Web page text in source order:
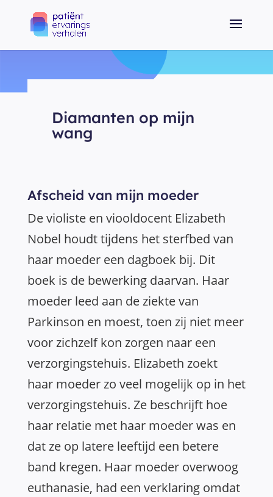
Diamanten op mijn
wang
Afscheid van mijn moeder
De violiste en viooldocent Elizabeth
Nobel houdt tijdens het sterfbed van
haar moeder een dagboek bij. Dit
boek is de bewerking daarvan. Haar
moeder leed aan de ziekte van
Parkinson en moest, toen zij niet meer
voor zichzelf kon zorgen naar een
verzorgingstehuis. Elizabeth zoekt
haar moeder zo veel mogelijk op in het
verzorgingstehuis. Ze beschrijft hoe
haar relatie met haar moeder was en
dat ze op latere leeftijd een betere
band kregen. Haar moeder overwoog
euthanasie, had een verklaring omdat